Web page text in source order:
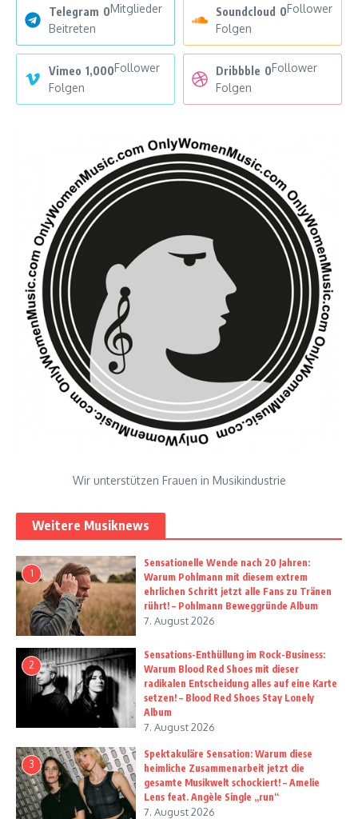
Telegram 0Mitglieder
Beitreten
Soundcloud 0Follower
Folgen
Vimeo 1,000Follower
Folgen
Dribbble 0Follower
Folgen
Wir unterstützen Frauen in Musikindustrie
Weitere Musiknews
1
Sensationelle Wende nach 20 Jahren:
Warum Pohlmann mit diesem extrem
ehrlichen Schritt jetzt alle Fans zu Tränen
rührt! – Pohlmann Beweggründe Album
7. August 2026
2
Sensations-Enthüllung im Rock-Business:
Warum Blood Red Shoes mit dieser
radikalen Entscheidung alles auf eine Karte
setzen! – Blood Red Shoes Stay Lonely
Album
7. August 2026
3
Spektakuläre Sensation: Warum diese
heimliche Zusammenarbeit jetzt die
gesamte Musikwelt schockiert! – Amelie
Lens feat. Angèle Single „run“
7. August 2026